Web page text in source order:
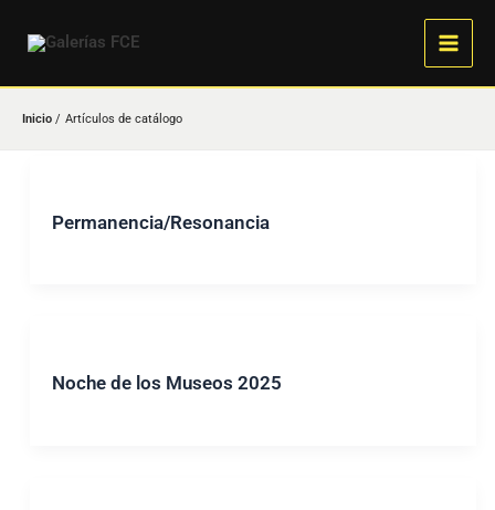
Inicio Artículos de catálogo
Permanencia/Resonancia
Noche de los Museos 2025